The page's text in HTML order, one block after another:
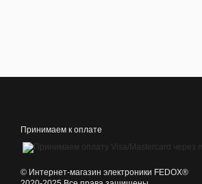
Принимаем к оплате
©️ Интернет-магазин электроники FEDOX®